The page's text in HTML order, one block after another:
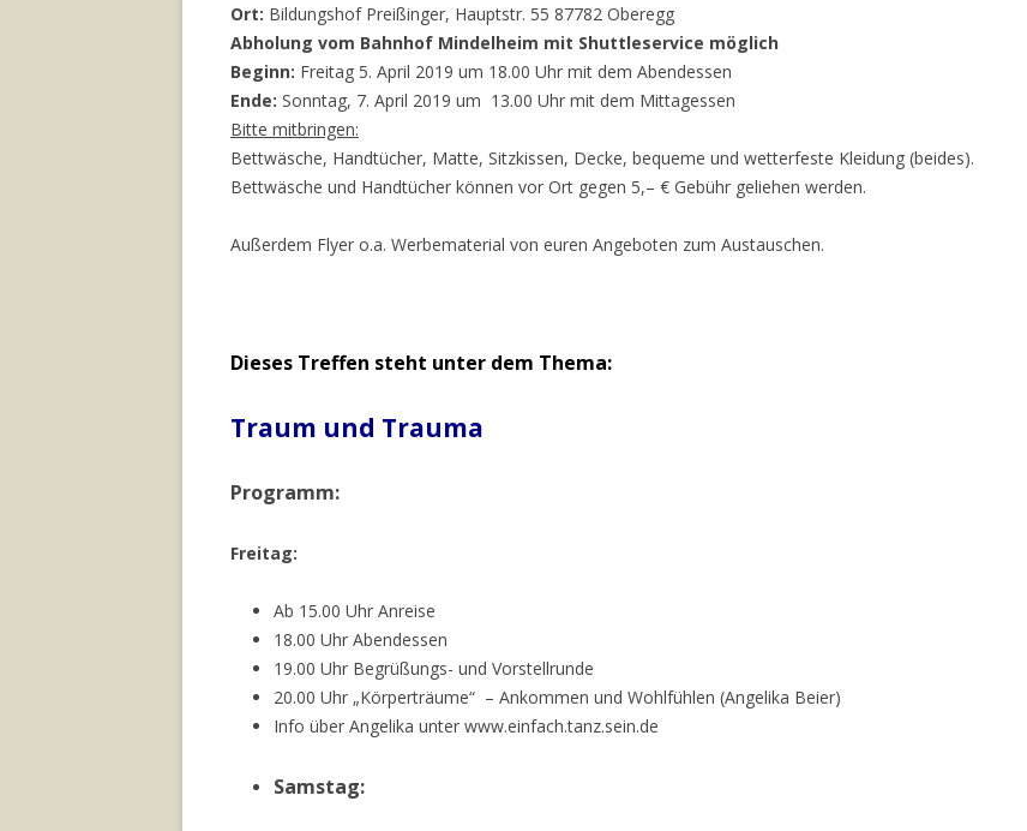
Ort: Bildungshof Preißinger, Hauptstr. 55 87782 Oberegg
Abholung vom Bahnhof Mindelheim mit Shuttleservice möglich
Beginn: Freitag 5. April 2019 um 18.00 Uhr mit dem Abendessen
Ende: Sonntag, 7. April 2019 um 13.00 Uhr mit dem Mittagessen
Bitte mitbringen:
Bettwäsche, Handtücher, Matte, Sitzkissen, Decke, bequeme und wetterfeste Kleidung (beides).
Bettwäsche und Handtücher können vor Ort gegen 5,– € Gebühr geliehen werden.
Außerdem Flyer o.a. Werbematerial von euren Angeboten zum Austauschen.
Dieses Treffen steht unter dem Thema:
Traum und Trauma
Programm:
Freitag:
Ab 15.00 Uhr Anreise
18.00 Uhr Abendessen
19.00 Uhr Begrüßungs- und Vorstellrunde
20.00 Uhr „Körperträume“ – Ankommen und Wohlfühlen (Angelika Beier)
Info über Angelika unter www.einfach.tanz.sein.de
Samstag: